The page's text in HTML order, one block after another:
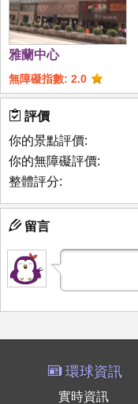
雅蘭中心
無障礙指數: 2.0
評價
你的景點評價:
你的無障礙評價:
整體評分:
留言
環球資訊
實時資訊